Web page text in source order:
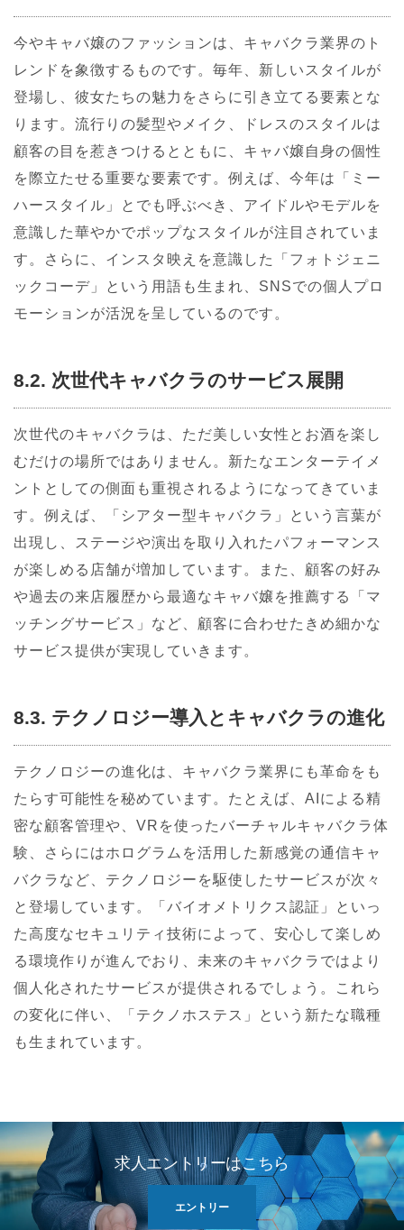
今やキャバ嬢のファッションは、キャバクラ業界のト
レンドを象徴するものです。毎年、新しいスタイルが
登場し、彼女たちの魅力をさらに引き立てる要素とな
ります。流行りの髪型やメイク、ドレスのスタイルは
顧客の目を惹きつけるとともに、キャバ嬢自身の個性
を際立たせる重要な要素です。例えば、今年は「ミー
ハースタイル」とでも呼ぶべき、アイドルやモデルを
意識した華やかでポップなスタイルが注目されていま
す。さらに、インスタ映えを意識した「フォトジェニ
ックコーデ」という用語も生まれ、SNSでの個人プロ
モーションが活況を呈しているのです。
8.2. 次世代キャバクラのサービス展開
次世代のキャバクラは、ただ美しい女性とお酒を楽し
むだけの場所ではありません。新たなエンターテイメ
ントとしての側面も重視されるようになってきていま
す。例えば、「シアター型キャバクラ」という言葉が
出現し、ステージや演出を取り入れたパフォーマンス
が楽しめる店舗が増加しています。また、顧客の好み
や過去の来店履歴から最適なキャバ嬢を推薦する「マ
ッチングサービス」など、顧客に合わせたきめ細かな
サービス提供が実現していきます。
8.3. テクノロジー導入とキャバクラの進化
テクノロジーの進化は、キャバクラ業界にも革命をも
たらす可能性を秘めています。たとえば、AIによる精
密な顧客管理や、VRを使ったバーチャルキャバクラ体
験、さらにはホログラムを活用した新感覚の通信キャ
バクラなど、テクノロジーを駆使したサービスが次々
と登場しています。「バイオメトリクス認証」といっ
た高度なセキュリティ技術によって、安心して楽しめ
る環境作りが進んでおり、未来のキャバクラではより
個人化されたサービスが提供されるでしょう。これら
の変化に伴い、「テクノホステス」という新たな職種
も生まれています。
求人エントリーはこちら
エントリー